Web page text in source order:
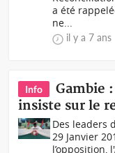
a été
ne...
il y a 7 ans
Info
Gambie
insiste sur le
Des leaders
29 Janvier
l’opposition,